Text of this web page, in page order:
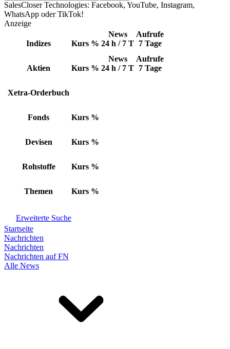
SalesCloser Technologies: Facebook, YouTube, Instagram,
WhatsApp oder TikTok!
Anzeige
Indizes Kurs %
News
24 h / 7 T
Aufrufe
7 Tage
Aktien Kurs %
News
24 h / 7 T
Aufrufe
7 Tage
Xetra-Orderbuch
Fonds Kurs %
Devisen Kurs %
Rohstoffe Kurs %
Themen Kurs %
Erweiterte Suche
Startseite
Nachrichten
Nachrichten
Nachrichten auf FN
Alle News